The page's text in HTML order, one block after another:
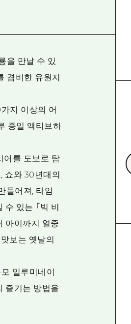
을 만날 수 있
겸비한 유원지
지 이상의 어
종일 액티브하
어를 도보로 탐
쇼와 30년대의
들어져, 타임
있는 「빅 비
아이까지 열중
보는 옛날의
일루미네이
즐기는 방법을